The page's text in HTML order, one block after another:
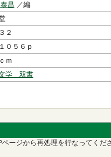
昌 ／編
２
０５６ｐ
ｍ
学―双書
ページから再処理を行なってくだ